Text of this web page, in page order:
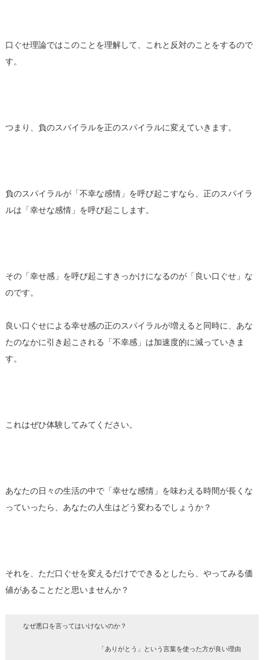
口ぐせ理論ではこのことを理解して、これと反対のことをするので
す。
つまり、負のスパイラルを正のスパイラルに変えていきます。
負のスパイラルが「不幸な感情」を呼び起こすなら、正のスパイラ
ルは「幸せな感情」を呼び起こします。
その「幸せ感」を呼び起こすきっかけになるのが「良い口ぐせ」な
のです。
良い口ぐせによる幸せ感の正のスパイラルが増えると同時に、あな
たのなかに引き起こされる「不幸感」は加速度的に減っていきま
す。
これはぜひ体験してみてください。
あなたの日々の生活の中で「幸せな感情」を味わえる時間が長くな
っていったら、あなたの人生はどう変わるでしょうか？
それを、ただ口ぐせを変えるだけでできるとしたら、やってみる価
値があることだと思いませんか？
なぜ悪口を言ってはいけないのか？
「ありがとう」という言葉を使った方が良い理由